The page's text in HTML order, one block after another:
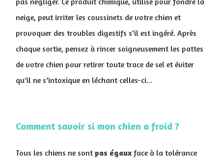
neige, peut irriter les coussinets de votre chien et
provoquer des troubles digestifs s'il est ingéré. Après
chaque sortie, pensez à rincer soigneusement les pattes
de votre chien pour retirer toute trace de sel et éviter
qu’il ne s’intoxique en léchant celles-ci...
Comment savoir si mon chien a froid ?
Tous les chiens ne sontpas égaux face à la tolérance